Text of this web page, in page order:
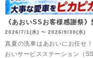
《あおいSSお客様感謝祭
2026/7/1(水) 〜 2026/9/30(水)
真夏の洗車はあおいにお任せ
おいサービスステーション（